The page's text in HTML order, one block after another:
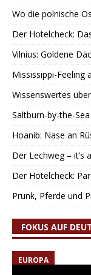
Wo die polnische
Der Hotelcheck:
Vilnius: Goldene
Mississippi-Feeling
Wissenswertes
Saltburn-by-the-
Hoanib: Nase an
Der Lechweg – it’s
Der Hotelcheck:
Prunk, Pferde und
FOKUS AUF
EUROPA